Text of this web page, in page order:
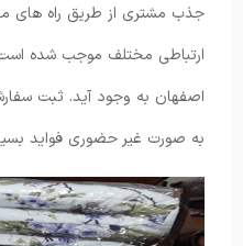
جذب مشتری از طریق راه های
ارتباطی مختلف موجب شده است
اصفهان به وجود آید. ثبت
به صورت غیر حضوری فواید